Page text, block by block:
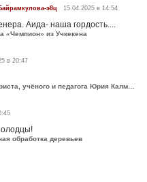
э8ц 15.04.2025 в 14:54
Аида- наша гордость....
«Чемпион» из Учкекена
в 20:47
В Черкесске чествовали выдающегося юриста, учёного и педагога Юрия Калмыкова
обработка деревьев